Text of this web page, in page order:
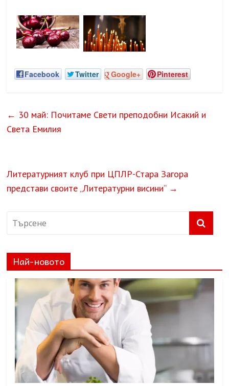
Facebook Twitter Google+ Pinterest
← 30 май: Почитаме Свети преподобни Исакий и
Света Емилия
Литературният клуб при ЦПЛР-Стара Загора
представи своите „Литературни висини“ →
Най-новото